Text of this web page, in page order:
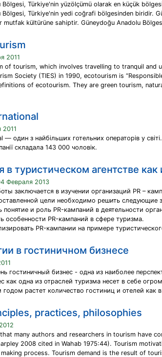
Bölgesi, Türkiye'nin yüzölçümü olarak en küçük
Türkiye'nin yedi coğrafi bölgesinden biridir.
mutfak kültürüne sahiptir. Güneydoğu Anadolu
2011
of tourism, which involves travelling to tranquil
Society (TIES) in 1990, ecotourism is
of ecotourism. They are green tourism,
один з найбільших готельних операторів у
складала 143 000 чоловік.
в туристическом агентстве
Февраля 2013
заключается в изучении организаций PR –
цели необходимо решить следующие
понятие и роль PR-кампаний в деятельности
особенности PR-кампаний в сфере туризма.
PR-кампании на примере
в гостиничном бизнесе
гостиничный бизнес - одна из наиболее
как одна из отраслей туризма несет в себе
растет количество гостиниц и отелей как
practices, philosophies
many authors and researchers in tourism have
2008 cited in Wahab 1975:44). Tourism
making process. Tourism demand is the result of